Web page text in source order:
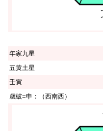
年家九星
五黄土星
壬寅
歳破=申：（西南西）